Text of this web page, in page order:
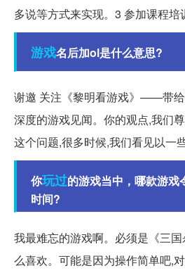
多说等方式来实现。3 参加课程培
游戏名后加ol是什么意思?
谢邀 关注《黎明看游戏》——带
深度的游戏见闻。你的观点,我们
这个问题,很多时候,我们看见以一
你玩过的游戏当中，哪款游
时间?
我最难忘的游戏啊。必须是《三
么喜欢。可能是因为操作简单吧,